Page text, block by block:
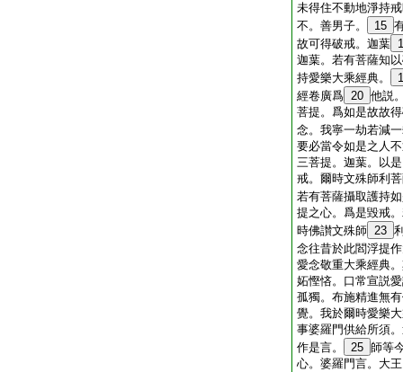
未得住不動地淨持
不。善男子。
15
故可得破戒。迦葉
迦葉。若有菩薩知
持愛樂大乘經典。
經卷廣爲 20 他説
菩提。爲如是故故
念。我寧一劫若減
要必當令如是之人
三菩提。迦葉。以
戒。爾時文殊師利
若有菩薩攝取護持
提之心。爲是毀戒
時佛讃文殊師 23
念往昔於此閻浮提
愛念敬重大乘經典
妬慳悋。口常宣説
孤獨。布施精進無
覺。我於爾時愛樂
事婆羅門供給所須
作是言。
25 師等
心。婆羅門言。大